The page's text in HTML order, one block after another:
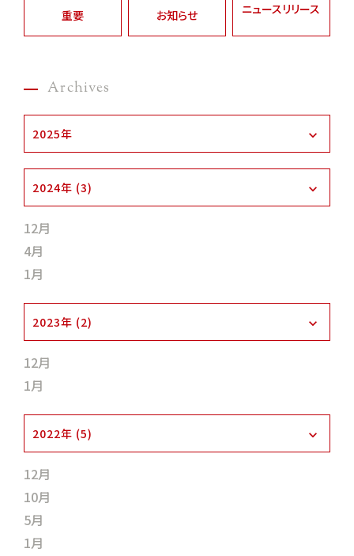
重要 お知らせ ニュースリリース
Archives
2025年
2024年 (3)
12月
4月
1月
2023年 (2)
12月
1月
2022年 (5)
12月
10月
5月
1月